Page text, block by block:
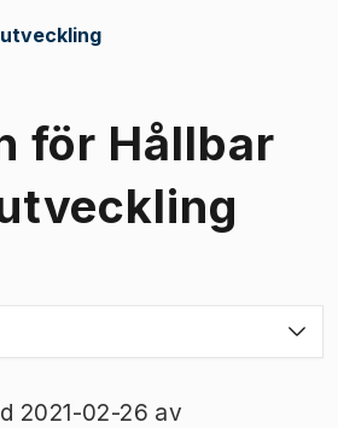
för Hållbar
2021-02-26 av